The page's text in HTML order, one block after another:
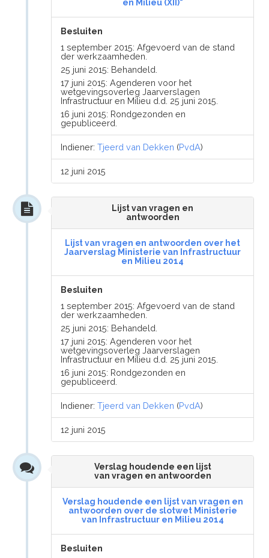
en Milieu (XII)"
Besluiten
1 september 2015: Afgevoerd van de stand
der werkzaamheden.
25 juni 2015: Behandeld.
17 juni 2015: Agenderen voor het
wetgevingsoverleg Jaarverslagen
Infrastructuur en Milieu d.d. 25 juni 2015.
16 juni 2015: Rondgezonden en
gepubliceerd.
Indiener:Tjeerd van Dekken (PvdA)
12 juni 2015
Lijst van vragen en
antwoorden
Lijst van vragen en antwoorden over het
Jaarverslag Ministerie van Infrastructuur
en Milieu 2014
Besluiten
1 september 2015: Afgevoerd van de stand
der werkzaamheden.
25 juni 2015: Behandeld.
17 juni 2015: Agenderen voor het
wetgevingsoverleg Jaarverslagen
Infrastructuur en Milieu d.d. 25 juni 2015.
16 juni 2015: Rondgezonden en
gepubliceerd.
Indiener:Tjeerd van Dekken (PvdA)
12 juni 2015
Verslag houdende een lijst
van vragen en antwoorden
Verslag houdende een lijst van vragen en
antwoorden over de slotwet Ministerie
van Infrastructuur en Milieu 2014
Besluiten